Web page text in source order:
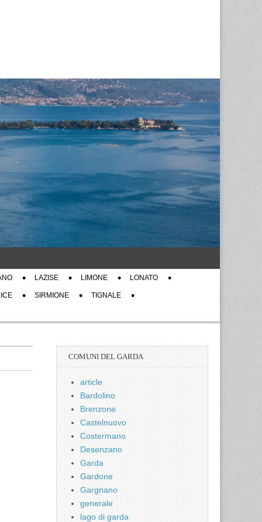
LAZISE LIMONE LONATO
SIRMIONE TIGNALE
COMUNI DEL GARDA
article
Bardolino
Brenzone
Castelnuovo
Costermano
Desenzano
Garda
Gardone
Gargnano
generale
lago di garda